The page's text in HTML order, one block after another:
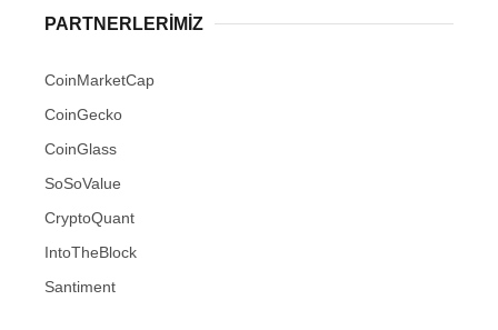
PARTNERLERIMIZ
CoinMarketCap
CoinGecko
CoinGlass
SoSoValue
CryptoQuant
IntoTheBlock
Santiment